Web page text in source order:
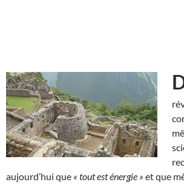
aujourd’hui que « tout est énergie » et que